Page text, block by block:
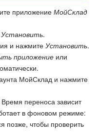
приложение МойСклад
Установить.
и нажмите Установить.
приложение или
МойСклад и нажмите
Время переноса зависит
в фоновом режиме:
позже, чтобы проверить